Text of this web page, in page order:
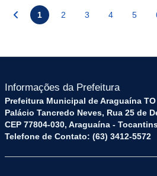
1 2 3 4 5
Informações da Prefeitura
Prefeitura Municipal de Araguaína TO
Palácio Tancredo Neves, Rua 25 de
CEP 77804-030, Araguaína -
Telefone de Contato: (63) 3412-5572